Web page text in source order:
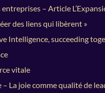
– Article
des liens qui libèrent »
Intelligence, succeeding
vitale
La joie comme qualité de